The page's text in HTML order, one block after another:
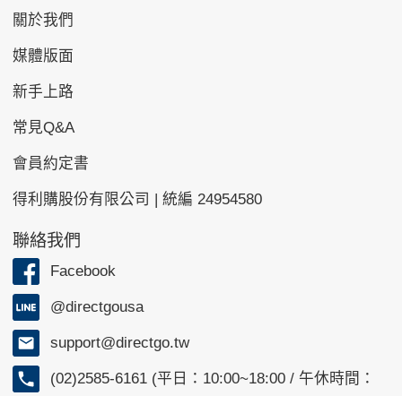
關於我們
媒體版面
新手上路
常見Q&A
會員約定書
得利購股份有限公司 | 統編 24954580
聯絡我們
Facebook
@directgousa
support@directgo.tw
(02)2585-6161 (平日：10:00~18:00 / 午休時間：